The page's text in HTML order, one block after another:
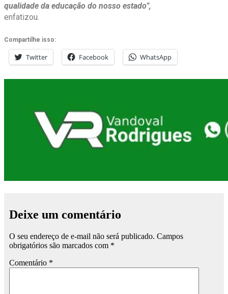
qualidade da educação do nosso estado”,
enfatizou.
Compartilhe isso:
Twitter Facebook WhatsApp
Deixe um comentário
O seu endereço de e-mail não será publicado. Campos
obrigatórios são marcados com *
Comentário *